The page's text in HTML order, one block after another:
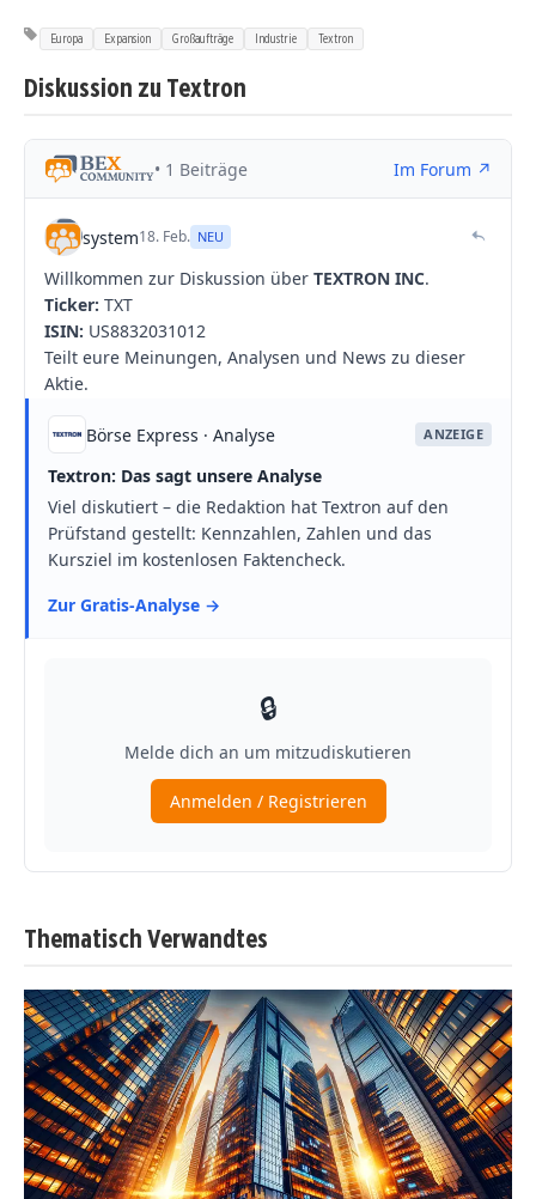
Europa Expansion Großaufträge Industrie Textron
Diskussion zu Textron
Thematisch Verwandtes